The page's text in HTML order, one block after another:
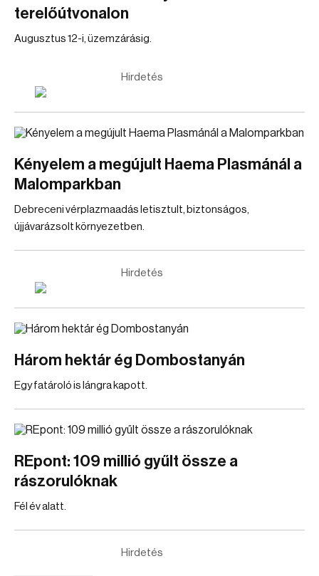
terelőútvonalon
Augusztus 12-i, üzemzárásig.
Hirdetés
Kényelem a megújult Haema Plasmánál a
Malomparkban
Debreceni vérplazmaadás letisztult, biztonságos,
újjávarázsolt környezetben.
Hirdetés
Három hektár ég Dombostanyán
Egy fatároló is lángra kapott.
REpont: 109 millió gyűlt össze a
rászorulóknak
Fél év alatt.
Hirdetés